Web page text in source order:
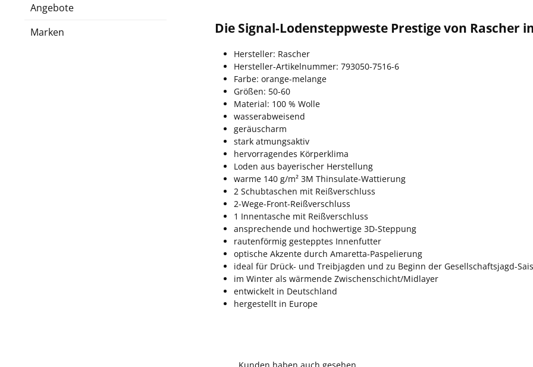
Angebote
Marken
Die Signal-Lodensteppweste Prestige von Rascher
Hersteller: Rascher
Hersteller-Artikelnummer: 793050-7516-6
Farbe: orange-melange
Größen: 50-60
Material: 100 % Wolle
wasserabweisend
geräuscharm
stark atmungsaktiv
hervorragendes Körperklima
Loden aus bayerischer Herstellung
warme 140 g/m² 3M Thinsulate-Wattierung
2 Schubtaschen mit Reißverschluss
2-Wege-Front-Reißverschluss
1 Innentasche mit Reißverschluss
ansprechende und hochwertige 3D-Steppung
rautenförmig gestepptes Innenfutter
optische Akzente durch Amaretta-Paspelierung
ideal für Drück- und Treibjagden und zu Beginn der Gesellschaftsjagd-
im Winter als wärmende Zwischenschicht/Midlayer
entwickelt in Deutschland
hergestellt in Europe